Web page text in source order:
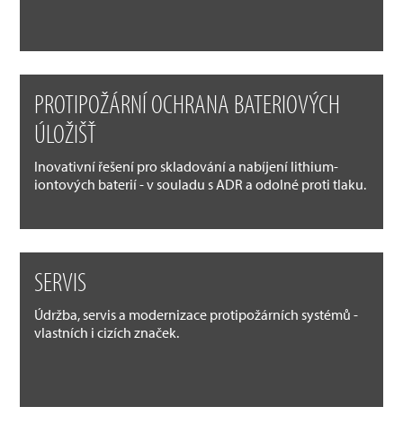
PROTIPOŽÁRNÍ OCHRANA BATERIOVÝCH
ÚLOŽIŠŤ
Inovativní řešení pro skladování a nabíjení lithium-
iontových baterií - v souladu s ADR a odolné proti tlaku.
SERVIS
Údržba, servis a modernizace protipožárních systémů -
vlastních i cizích značek.